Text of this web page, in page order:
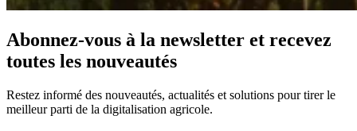
Abonnez-vous à la newsletter et recevez
toutes les nouveautés
Restez informé des nouveautés, actualités et solutions pour tirer le
meilleur parti de la digitalisation agricole.